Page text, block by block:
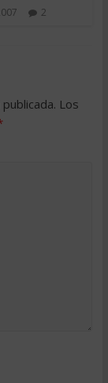
2
Los